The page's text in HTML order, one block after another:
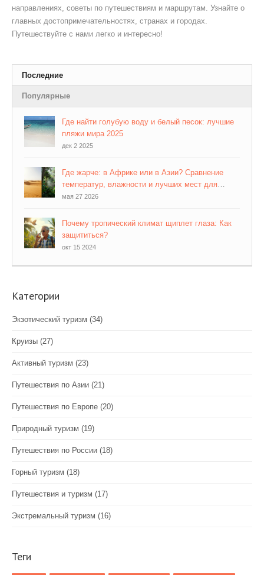
направлениях, советы по путешествиям и маршрутам. Узнайте о
главных достопримечательностях, странах и городах.
Путешествуйте с нами легко и интересно!
Последние
Популярные
Где найти голубую воду и белый песок: лучшие
пляжи мира 2025
дек 2 2025
Где жарче: в Африке или в Азии? Сравнение
температур, влажности и лучших мест для
отдыха
мая 27 2026
Почему тропический климат щиплет глаза: Как
защититься?
окт 15 2024
Категории
Экзотический туризм (34)
Круизы (27)
Активный туризм (23)
Путешествия по Азии (21)
Путешествия по Европе (20)
Природный туризм (19)
Путешествия по России (18)
Горный туризм (18)
Путешествия и туризм (17)
Экстремальный туризм (16)
Теги